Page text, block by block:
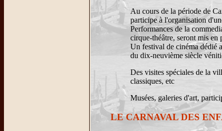
Au cours de la période de
participe à l'organisation
Performances de la
cirque-théâtre, seront mis en
Un festival de cinéma dédié
du dix-neuvième siècle
Des visites spéciales de la
classiques, etc
Musées, galeries d'art,
LE CARNAVAL DES